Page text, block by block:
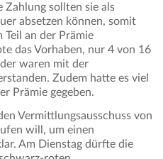
Zahlung sollten sie als
absetzen können, somit
Teil an der Prämie
das Vorhaben, nur 4 von 16
waren mit der
Zudem hatte es viel
Prämie gegeben.
Vermittlungsausschuss von
will, um einen
Am Dienstag dürfte die